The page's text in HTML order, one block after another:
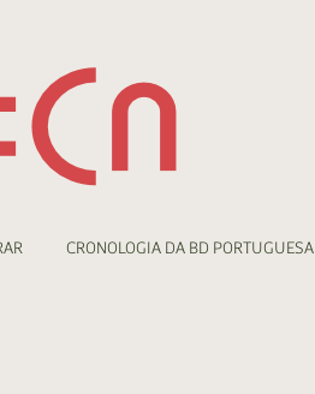
CRONOLOGIA DA BD PORTUGUESA